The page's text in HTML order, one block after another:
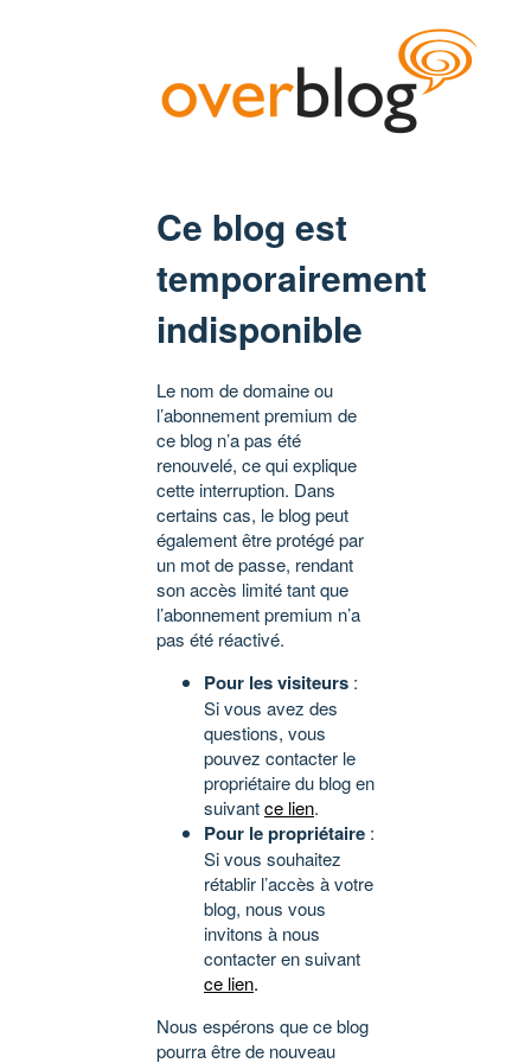
Ce blog est
temporairement
indisponible
Le nom de domaine ou
l’abonnement premium de
ce blog n’a pas été
renouvelé, ce qui explique
cette interruption. Dans
certains cas, le blog peut
également être protégé par
un mot de passe, rendant
son accès limité tant que
l’abonnement premium n’a
pas été réactivé.
Pour les visiteurs :
Si vous avez des
questions, vous
pouvez contacter le
propriétaire du blog en
suivantce lien.
Pour le propriétaire :
Si vous souhaitez
rétablir l’accès à votre
blog, nous vous
invitons à nous
contacter en suivant
ce lien.
Nous espérons que ce blog
pourra être de nouveau